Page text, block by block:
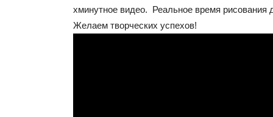
хминутное видео. Реальное время рисования
Желаем творческих успехов!